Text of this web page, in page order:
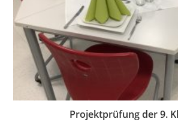
Projektprüfung der 9.